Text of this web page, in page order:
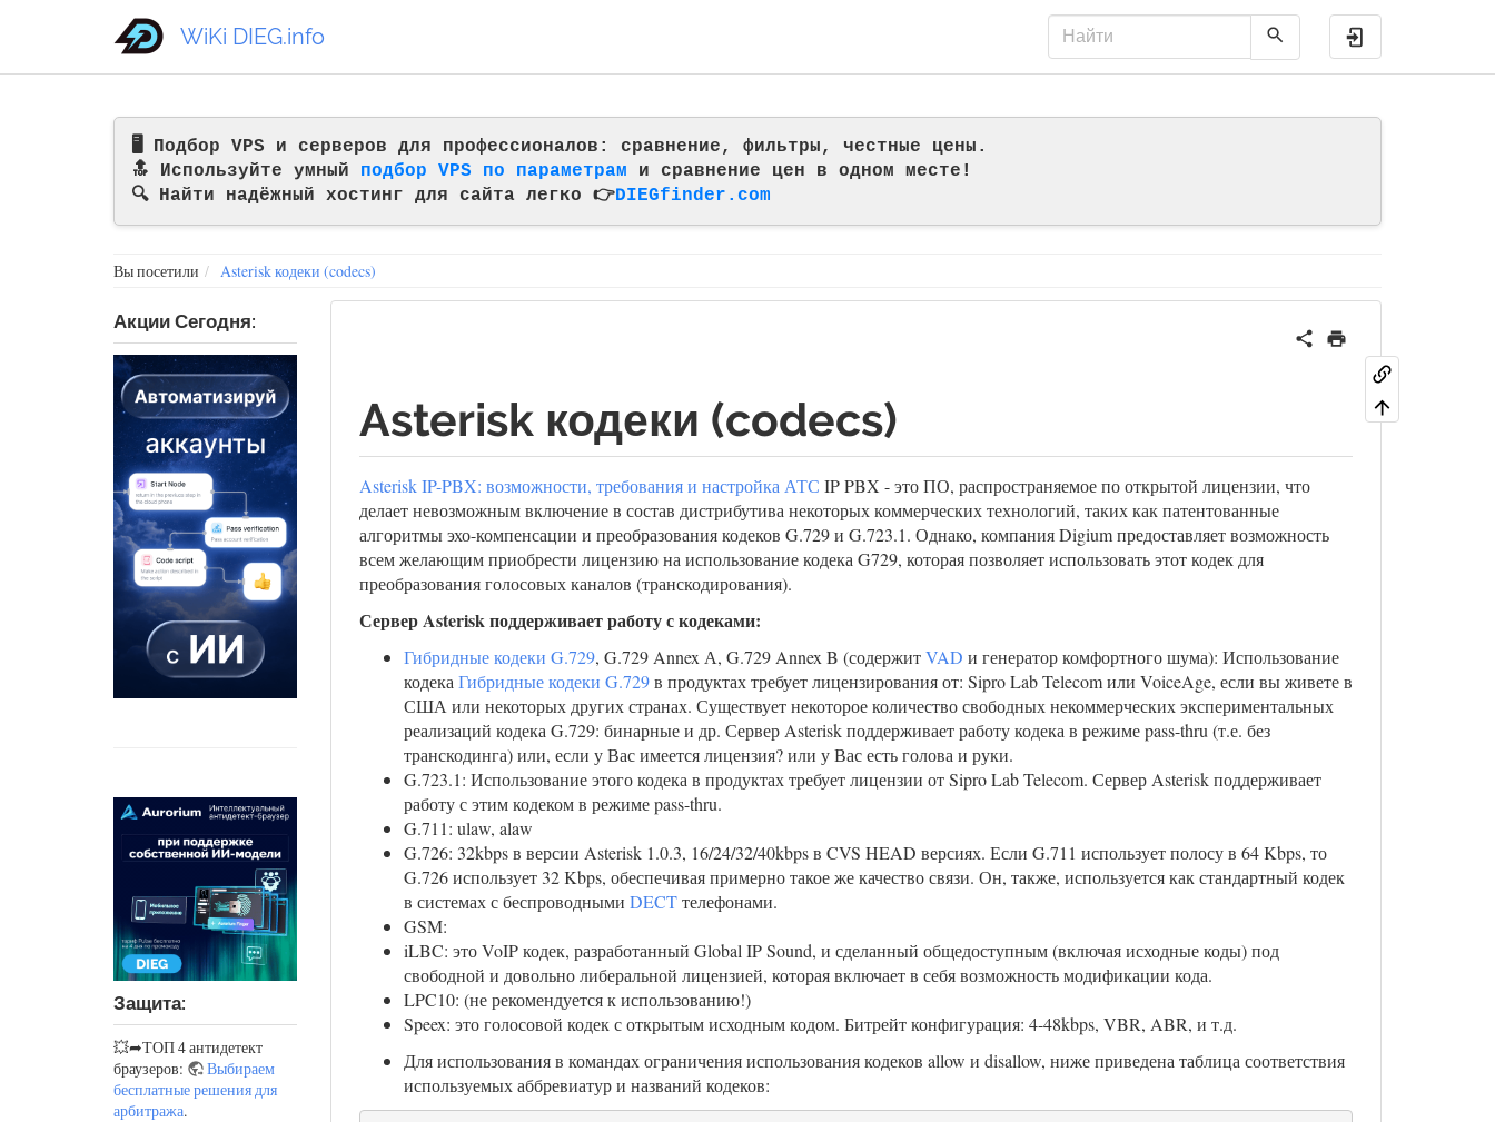
🖥️ Подбор VPS и серверов для профессионалов: сравнение, фильтры, честные цены.
🔝 Используйте умный подбор VPS по параметрам и сравнение цен в одном месте!
🔍 Найти надёжный хостинг для сайта легко 👉DIEGfinder.com
WiKi DIEG.info
Вы посетили Asterisk кодеки (codecs)
Акции Сегодня:
Защита:
💥➦ТОП 4 антидетект
браузеров:
Выбираем
бесплатные решения для
арбитража.
Asterisk кодеки (codecs)
Asterisk IP-PBX: возможности, требования и настройка АТС IP PBX - это ПО, распространяемое по открытой лицензии, что
делает невозможным включение в состав дистрибутива некоторых коммерческих технологий, таких как патентованные
алгоритмы эхо-компенсации и преобразования кодеков G.729 и G.723.1. Однако, компания Digium предоставляет возможность
всем желающим приобрести лицензию на использование кодека G729, которая позволяет использовать этот кодек для
преобразования голосовых каналов (транскодирования).
Сервер Asterisk поддерживает работу с кодеками:
Гибридные кодеки G.729, G.729 Annex А, G.729 Annex B (содержитVAD и генератор комфортного шума): Использование
кодека Гибридные кодеки G.729в продуктах требует лицензирования от: Sipro Lab Telecom или VoiceAge, если вы живете в
США или некоторых других странах. Существует некоторое количество свободных некоммерческих экспериментальных
реализаций кодека G.729: бинарные и др. Сервер Asterisk поддерживает работу кодека в режиме pass-thru (т.е. без
транскодинга) или, если у Вас имеется лицензия? или у Вас есть голова и руки.
G.723.1: Использование этого кодека в продуктах требует лицензии от Sipro Lab Telecom. Сервер Asterisk поддерживает
работу с этим кодеком в режиме pass-thru.
G.711: ulaw, alaw
G.726: 32kbps в версии Asterisk 1.0.3, 16/24/32/40kbps в CVS HEAD версиях. Если G.711 использует полосу в 64 Kbps, то
G.726 использует 32 Kbps, обеспечивая примерно такое же качество связи. Он, также, используется как стандартный кодек
в системах с беспроводными DECTтелефонами.
GSM:
iLBC: это VoIP кодек, разработанный Global IP Sound, и сделанный общедоступным (включая исходные коды) под
свободной и довольно либеральной лицензией, которая включает в себя возможность модификации кода.
LPC10: (не рекомендуется к использованию!)
Speex: это голосовой кодек с открытым исходным кодом. Битрейт конфигурация: 4-48kbps, VBR, ABR, и т.д.
Для использования в командах ограничения использования кодеков allow и disallow, ниже приведена таблица соответствия
используемых аббревиатур и названий кодеков: